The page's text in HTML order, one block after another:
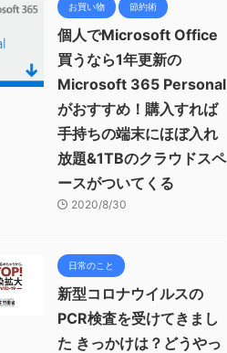
お買い物 節約術
個人でMicrosoft Office
買うなら1年更新の
Microsoft 365 Personal
がおすすめ！購入すれば
手持ちの端末にほぼ入れ
放題&1TBのクラウドスペ
ースがついてくる
2020/8/30
日常のこと
新型コロナウイルスの
PCR検査を受けてきまし
た きっかけは？どうやっ